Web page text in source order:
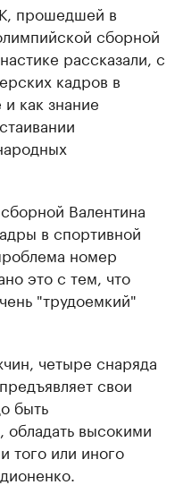
прошедшей в
сборной
рассказали, с
кадров в
как знание
Валентина
в спортивной
номер
это с тем, что
"трудоемкий"
четыре снаряда
свои
быть
высокими
того или иного